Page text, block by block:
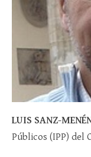
LUIS SANZ-
Públicos (IPP) del